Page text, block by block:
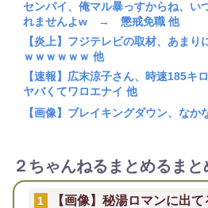
センパイ、俺マル暴っすからね、い
れませんよw → 懲戒免職 他
【炎上】フジテレビの取材、あまり
ｗｗｗｗｗｗ 他
【速報】広末涼子さん、時速185
ヤバくてワロエナイ 他
【画像】ブレイキングダウン、なか
２ちゃんねるまとめるまと
1
【画像】秘湯ロマンに出